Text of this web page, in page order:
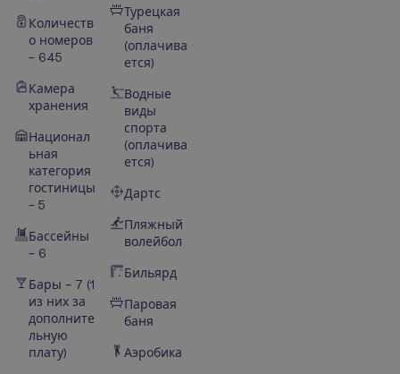
Количеств
о номеров
– 645
Камера
хранения
Национал
ьная
категория
гостиницы
– 5
Бассейны
– 6
Бары – 7 (1
из них за
дополните
льную
плату)
Турецкая
баня
(оплачива
ется)
Водные
виды
спорта
(оплачива
ется)
Дартс
Пляжный
волейбол
Бильярд
Паровая
баня
Аэробика